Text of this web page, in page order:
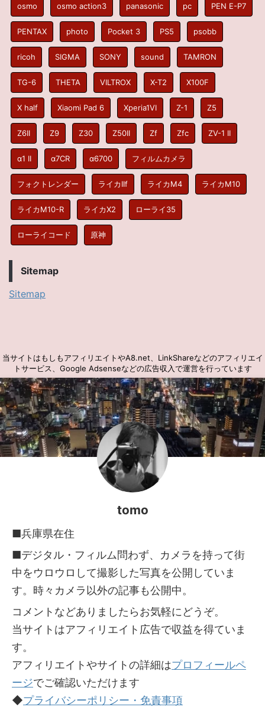
osmo osmo action3 panasonic pc PEN E-P7
PENTAX photo Pocket 3 PS5 psobb
ricoh SIGMA SONY sound TAMRON
TG-6 THETA VILTROX X-T2 X100F
X half Xiaomi Pad 6 Xperia1VI Z-1 Z5
Z6II Z9 Z30 Z50II Zf Zfc ZV-1 II
α1 II α7CR α6700 フィルムカメラ
フォクトレンダー ライカIIf ライカM4 ライカM10
ライカM10-R ライカX2 ローライ35
ローライコード 原神
Sitemap
Sitemap
当サイトはもしもアフィリエイトやA8.net、LinkShareなどのアフィリエイ
トサービス、Google Adsenseなどの広告収入で運営を行っています
tomo
■兵庫県在住
■デジタル・フィルム問わず、カメラを持って街
中をウロウロして撮影した写真を公開していま
す。時々カメラ以外の記事も公開中。
コメントなどありましたらお気軽にどうぞ。
当サイトはアフィリエイト広告で収益を得ていま
す。
アフィリエイトやサイトの詳細はプロフィールペ
ージでご確認いただけます
◆プライバシーポリシー・免責事項